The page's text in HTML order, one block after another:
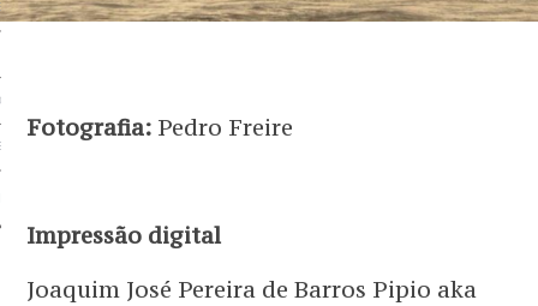
SERVIÇOS
Fotografia: Pedro Freire
Impressão digital
Joaquim José Pereira de Barros Pipio aka